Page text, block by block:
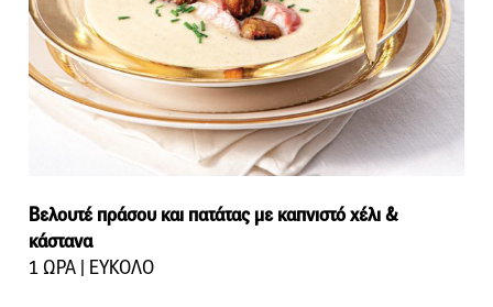
Βελουτέ πράσου και πατάτας με καπνιστό χέλι &
κάστανα
1 ΩΡΑ | ΕΥΚΟΛΟ